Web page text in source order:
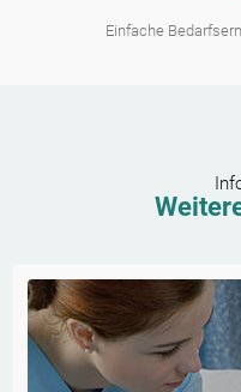
Einfache